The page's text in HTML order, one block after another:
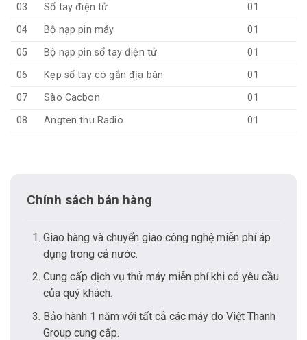
03
Sổ tay điện tử
01
04
Bộ nạp pin máy
01
05
Bộ nạp pin sổ tay điện tử
01
06
Kẹp sổ tay có gắn địa bàn
01
07
Sào Cacbon
01
08
Angten thu Radio 01
Chính sách bán hàng
Giao hàng và chuyển giao công nghệ miễn phí áp
dụng trong cả nước.
Cung cấp dịch vụ thử máy miễn phí khi có yêu cầu
của quý khách.
Bảo hành 1 năm với tất cả các máy do Việt Thanh
Group cung cấp.